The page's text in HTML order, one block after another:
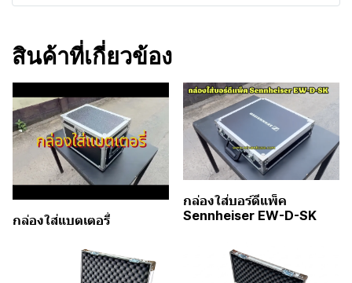
สินค้าที่เกี่ยวข้อง
กล่องใส่แบตเตอรี่
กล่องใส่บอร์ดีแพ็ค
Sennheiser EW-D-SK